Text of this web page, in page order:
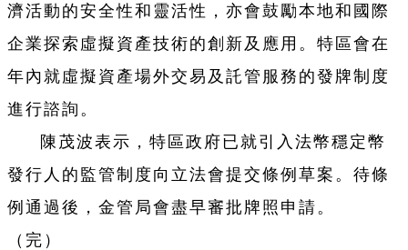
濟活動的安全性和靈活性，亦會鼓勵本地和國際
企業探索虛擬資產技術的創新及應用。特區會在
年內就虛擬資產場外交易及託管服務的發牌制度
進行諮詢。
陳茂波表示，特區政府已就引入法幣穩定幣
發行人的監管制度向立法會提交條例草案。待條
例通過後，金管局會盡早審批牌照申請。
（完）